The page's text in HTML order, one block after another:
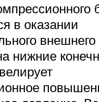
в оказании
внешнего
нижние